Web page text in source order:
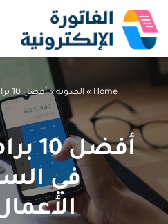
تخطى
Home
»المدونة»
في